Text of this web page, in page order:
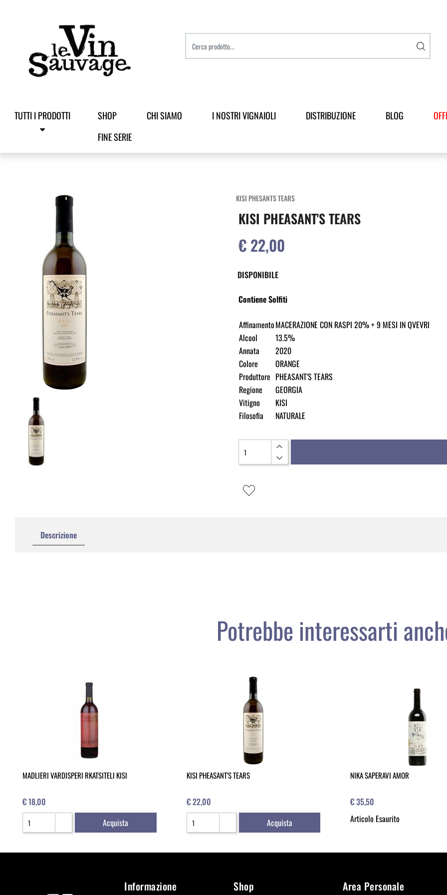
TUTTI I PRODOTTI SHOP CHI SIAMO I NOSTRI VIGNAIOLI DISTRIBUZIONE BLOG
FINE SERIE
KISI PHESANTS TEARS
KISI PHEASANT'S TEARS
€ 22,00
DISPONIBILE
Contiene Solfiti
AffinamentoMACERAZIONE CON RASPI 20% + 9 MESI IN QVEVRI
Alcool
13.5%
Annata
2020
Colore
ORANGE
Produttore PHEASANT'S TEARS
Regione
GEORGIA
Vitigno
KISI
Filosofia
NATURALE
Descrizione
Potrebbe interessarti
MADLIERI VARDISPERI RKATSITELI KISI
€ 18,00
Quantità
Acquista
KISI PHEASANT'S TEARS
€ 22,00
Quantità
Acquista
NIKA SAPERAVI AMOR
€ 35,50
Articolo Esaurito
Informazione Shop Area Personale